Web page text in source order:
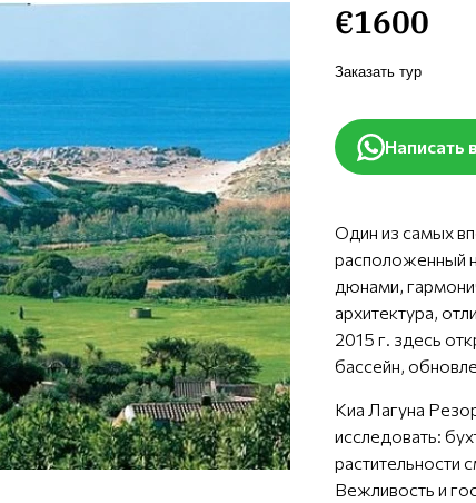
€1600
Заказать тур
Написать
Один из самых
расположенный
дюнами,
архитектура,
2015 г. здесь
бассейн,
Киа Лагуна
исследовать:
растительности
Вежливость и